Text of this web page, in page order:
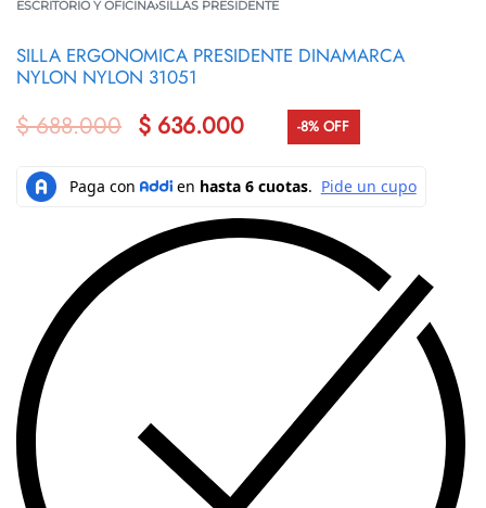
ESCRITORIO Y OFICINA›SILLAS PRESIDENTE
SILLA ERGONOMICA PRESIDENTE DINAMARCA
NYLON NYLON 31051
$688.000 $ 636.000 -8% OFF